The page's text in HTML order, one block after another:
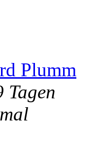
Plumm
Tagen